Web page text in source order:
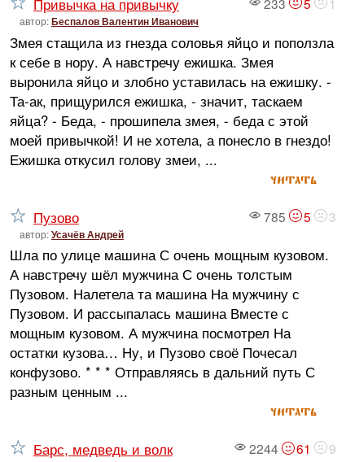
Привычка на привычку
автор:Беспалов Валентин Иванович
Змея стащила из гнезда соловья яйцо и поползла
к себе в нору. А навстречу ежишка. Змея
выронила яйцо и злобно уставилась на ежишку. -
Та-ак, прищурился ежишка, - значит, таскаем
яйца? - Беда, - прошипела змея, - беда с этой
моей привычкой! И не хотела, а понесло в гнездо!
Ежишка откусил голову змеи, ...
читать
785 5 3
Пузово
автор:Усачёв Андрей
Шла по улице машина С очень мощным кузовом.
А навстречу шёл мужчина С очень толстым
Пузовом. Налетела та машина На мужчину с
Пузовом. И рассыпалась машина Вместе с
мощным кузовом. А мужчина посмотрел На
остатки кузова… Ну, и Пузово своё Почесал
конфузово. * * * Отправляясь в дальний путь С
разным ценным ...
читать
2244 61 9
Барс, медведь и волк